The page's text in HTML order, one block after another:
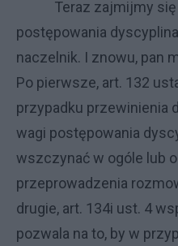
Teraz zajmijmy
postępowania
naczelnik. I znowu, pan
Po pierwsze, art. 132
przypadku przewinienia
wagi postępowania
wszczynać w ogóle lub
przeprowadzenia
drugie, art. 134i ust. 4
pozwala na to, by w